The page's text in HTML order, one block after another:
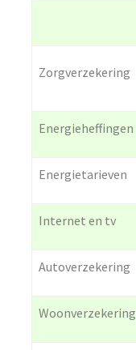
Zorgverzekering
Energieheffingen
Energietarieven
Internet en tv
Autoverzekering
Woonverzekering